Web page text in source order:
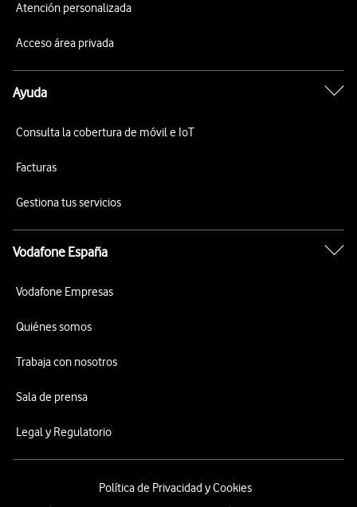
Atención personalizada
Acceso área privada
Ayuda
Consulta la cobertura de móvil e IoT
Facturas
Gestiona tus servicios
Vodafone España
Vodafone Empresas
Quiénes somos
Trabaja con nosotros
Sala de prensa
Legal y Regulatorio
Política de Privacidad y Cookies